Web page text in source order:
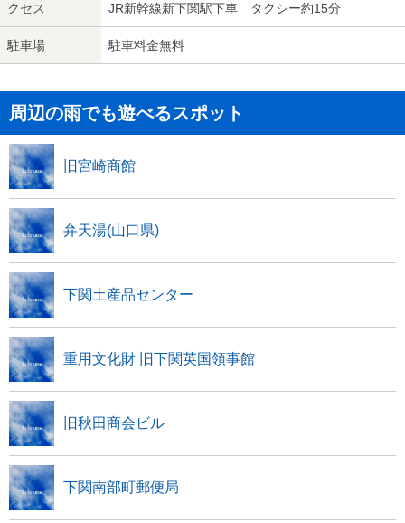
クセス
JR新幹線新下関駅下車 タクシー約15分
駐車場 駐車料金無料
周辺の雨でも遊べるスポット
旧宮崎商館
弁天湯(山口県)
下関土産品センター
重用文化財 旧下関英国領事館
旧秋田商会ビル
下関南部町郵便局